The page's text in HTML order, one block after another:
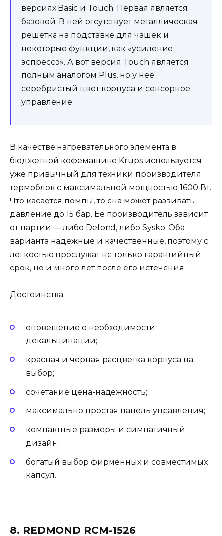
версиях Basic и Touch. Первая является
базовой. В ней отсутствует металлическая
решетка на подставке для чашек и
некоторые функции, как «усиление
эспрессо». А вот версия Touch является
полным аналогом Plus, но у нее
серебристый цвет корпуса и сенсорное
управление.
В качестве нагревательного элемента в
бюджетной кофемашине Krups используется
уже привычный для техники производителя
термоблок с максимальной мощностью 1600 Вт.
Что касается помпы, то она может развивать
давление до 15 бар. Ее производитель зависит
от партии — либо Defond, либо Sysko. Оба
варианта надежные и качественные, поэтому с
легкостью прослужат не только гарантийный
срок, но и много лет после его истечения.
Достоинства:
оповещение о необходимости
декальцинации;
красная и черная расцветка корпуса на
выбор;
сочетание цена-надежность;
максимально простая панель управления;
компактные размеры и симпатичный
дизайн;
богатый выбор фирменных и совместимых
капсул.
8. REDMOND RCM-1526